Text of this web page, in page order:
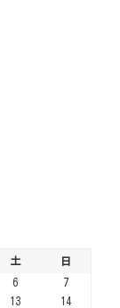
土
日
6
7
13
14